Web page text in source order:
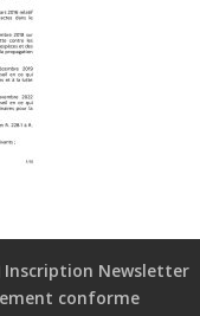
Inscription Newsletter
conforme